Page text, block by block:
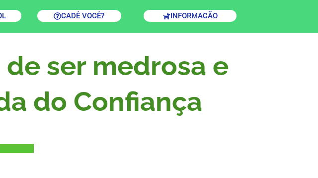
CADÊ VOCÊ? INFORMACÃO
ser medrosa e
do Confiança